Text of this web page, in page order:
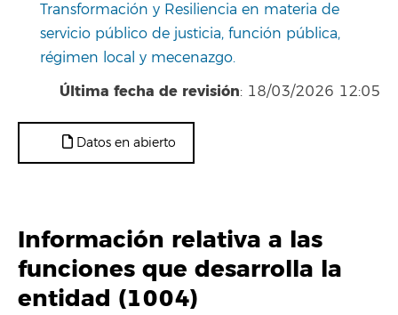
Transformación y Resiliencia en materia de
servicio público de justicia, función pública,
régimen local y mecenazgo.
Última fecha de revisión: 18/03/2026 12:05
Datos en abierto
Información relativa a las
funciones que desarrolla la
entidad (1004)